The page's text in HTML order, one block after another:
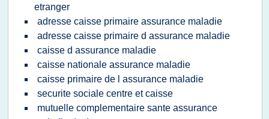
etranger
adresse caisse primaire assurance maladie
adresse caisse primaire d assurance maladie
caisse d assurance maladie
caisse nationale assurance maladie
caisse primaire de l assurance maladie
securite sociale centre et caisse
mutuelle complementaire sante assurance